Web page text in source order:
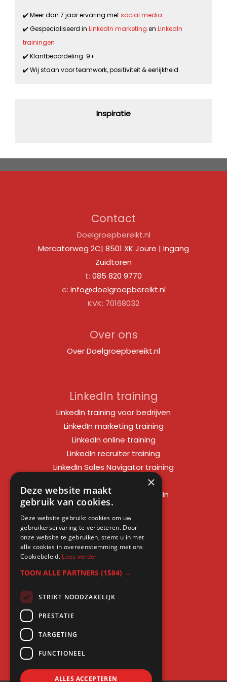
✔️ Meer dan 7 jaar ervaring metsocial media
✔️ Gespecialiseerd in LinkedIn marketing en LinkedIn
trainingen
✔️ Klantbeoordeling: 9+
✔️ Wij staan voor teamwork, positiviteit & eerlijkheid
Inspiratie
Contact
Doelgroepbereikt.nl
Mercatorweg 2C| 8501 XK Joure | Ingang
Zuidtoren
t: 085 820 9770
e: info@doelgroepbereikt.nl
KVK: 70168032
Over ons
Over Doelgroepbereikt.nl
LinkedIn training
LinkedIn training voor bedrijven
LinkedIn marketing training
LinkedIn online training
LinkedIn recruiter training
LinkedIn Sales Navigator training
LinkedIn sales training
Social media training LinkedIn
LinkedIn expert training
LinkedIn workshop
LinkedIn cursus
Cursus LinkedIn zakelijk
LinkedIn profielcheck
×
Deze website maakt
gebruik van cookies.
Deze website gebruikt cookies om uw
gebruikerservaring te verbeteren. Door
onze website te gebruiken, stemt u in met
alle cookies in overeenstemming met ons
Cookiebeleid. Lees verder
TOON ALLE PARTNERS (1584) →
STRIKT NOODZAKELIJK
PRESTATIE
TARGETING
FUNCTIONEEL
ALLES ACCEPTEREN